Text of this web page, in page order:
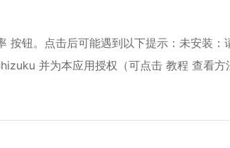
钮。点击后可能遇到以下提示：未安装
并为本应用授权（可点击 教程 查看